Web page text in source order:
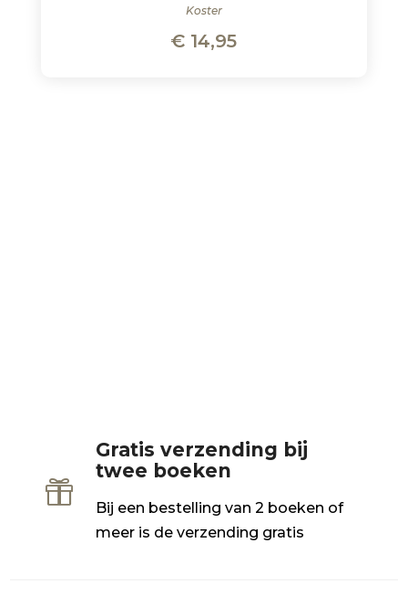
Koster
€ 14,95

Gratis verzending bij
twee boeken
Bij een bestelling van 2 boeken of
meer is de verzending gratis